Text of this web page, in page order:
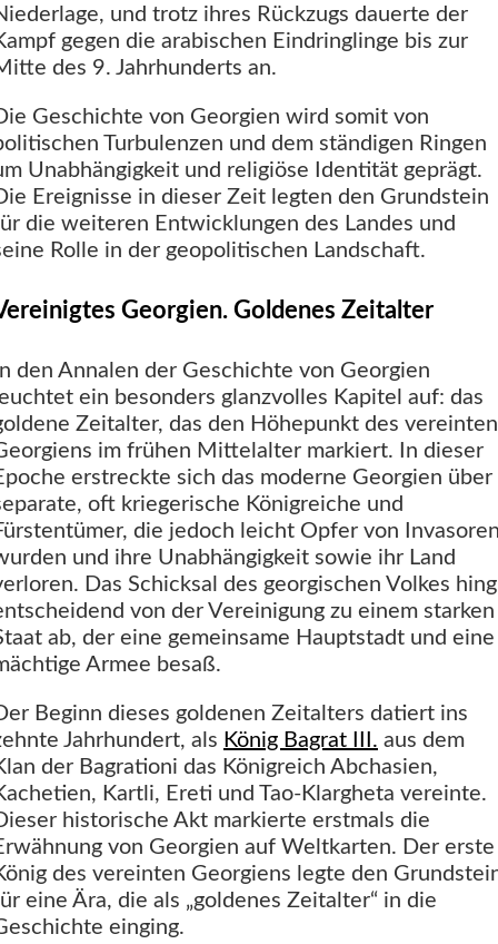
und trotz ihres Rückzugs dauerte der
gegen die arabischen Eindringlinge bis zur
des 9. Jahrhunderts an.
Geschichte von Georgien wird somit von
Turbulenzen und dem ständigen Ringen
Unabhängigkeit und religiöse Identität geprägt.
Ereignisse in dieser Zeit legten den Grundstein
die weiteren Entwicklungen des Landes und
Rolle in der geopolitischen Landschaft.
Georgien. Goldenes Zeitalter
den Annalen der Geschichte von Georgien
ein besonders glanzvolles Kapitel auf: das
Zeitalter, das den Höhepunkt des vereinten
im frühen Mittelalter markiert. In dieser
erstreckte sich das moderne Georgien über
oft kriegerische Königreiche und
die jedoch leicht Opfer von
und ihre Unabhängigkeit sowie ihr Land
Das Schicksal des georgischen Volkes hing
von der Vereinigung zu einem starken
ab, der eine gemeinsame Hauptstadt und eine
Armee besaß.
Beginn dieses goldenen Zeitalters datiert ins
Jahrhundert, als König Bagrat III. aus dem
der Bagrationi das Königreich Abchasien,
Kartli, Ereti und Tao-Klargheta vereinte.
historische Akt markierte erstmals die
von Georgien auf Weltkarten. Der erste
des vereinten Georgiens legte den
eine Ära, die als „goldenes Zeitalter“ in die
einging.